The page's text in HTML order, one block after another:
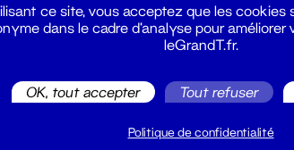
Billetterie
billetterie@leGrandT.fr
ce site, vous acceptez que les cookies
dans le cadre d'analyse pour
leGrandT.fr.
OK, tout accepter Tout refuser
Politique de confidentialité